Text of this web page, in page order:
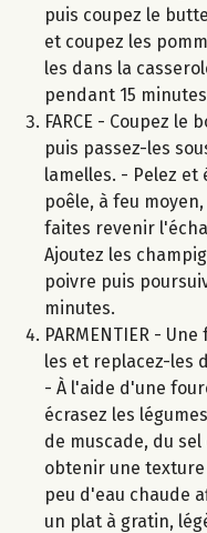
puis coupez le
et coupez les
les dans la
pendant 15
FARCE - Coupez
puis passez-les
lamelles. - Pelez et
poêle, à feu
faites revenir
Ajoutez les
poivre puis
minutes.
PARMENTIER -
les et replacez-les
- À l'aide d'une
écrasez les
de muscade, du
obtenir une texture
peu d'eau chaude
un plat à gratin,